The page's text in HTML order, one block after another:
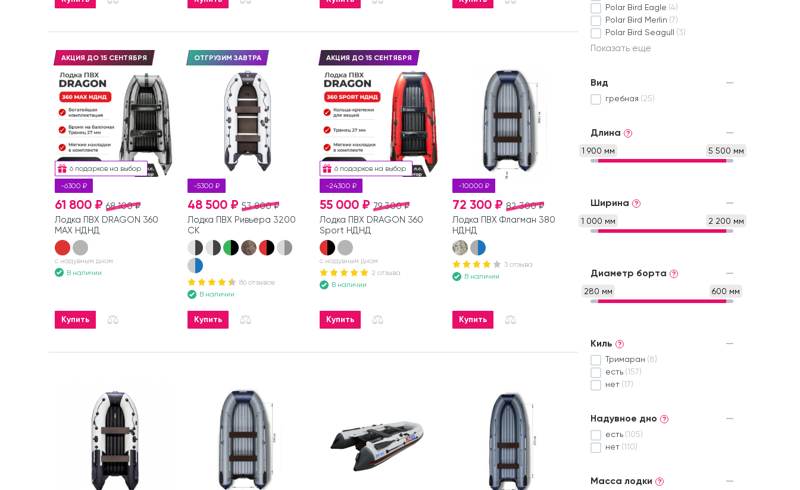
6 подарков на выбор
-6300 ₽
АКЦИЯ ДО 15 СЕНТЯБРЯ
68 100 ₽
61 800 ₽
Лодка ПВХ DRAGON 360
MAX НДНД
с надувным дном
В наличии
Купить
-5300 ₽
ОТГРУЗИМ ЗАВТРА
53 800 ₽
48 500 ₽
Лодка ПВХ Ривьера 3200
СК
86 отзывов
В наличии
Купить
6 подарков на выбор
-24300 ₽
АКЦИЯ ДО 15 СЕНТЯБРЯ
79 300 ₽
55 000 ₽
Лодка ПВХ DRAGON 360
Sport НДНД
с надувным дном
2 отзыва
В наличии
Купить
-10000 ₽
82 300 ₽
72 300 ₽
Лодка ПВХ Флагман 380
НДНД
3 отзыва
В наличии
Купить
Polar Bird Eagle (4)
Polar Bird Merlin (7)
Polar Bird Seagull (3)
Показать еще
Вид
гребная (25)
Длина ?
1 900 мм 5 500 мм
Ширина ?
1 000 мм 2 200 мм
Диаметр борта ?
280 мм 600 мм
Киль ?
Тримаран (8)
есть (157)
нет (17)
Надувное дно ?
есть (105)
нет (110)
Масса лодки ?